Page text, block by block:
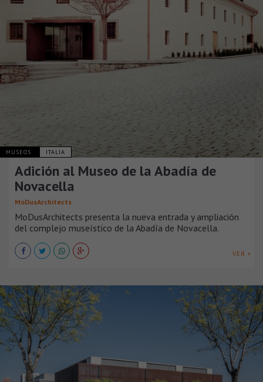
MUSEOS ITALIA
Adición al Museo de la Abadía de
Novacella
MoDusArchitects
MoDusArchitects presenta la nueva entrada y ampliación
del complejo museístico de la Abadía de Novacella.
VER +